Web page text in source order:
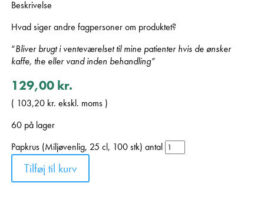
Beskrivelse
Hvad siger andre fagpersoner om produktet?
“Bliver brugt i venteværelset til mine patienter hvis de ønsker
kaffe, the eller vand inden behandling”
129,00 kr.
( 103,20 kr. ekskl. moms )
60 på lager
Papkrus (Miljøvenlig, 25 cl, 100 stk) antal
Tilføj til kurv